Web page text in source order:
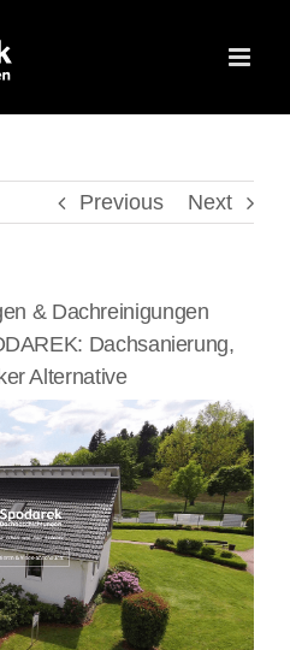
Previous Next
& Dachreinigungen
Dachsanierung,
Alternative